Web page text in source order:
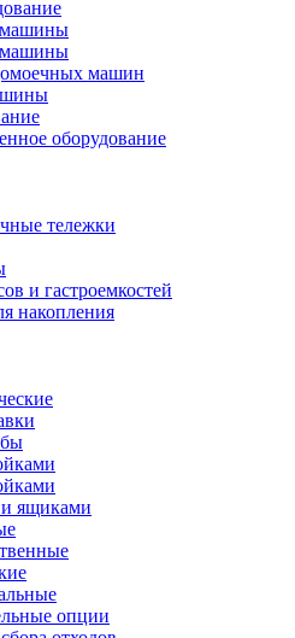
машины
машины
машин
оборудование
тележки
и гастроемкостей
накопления
ящиками
опции